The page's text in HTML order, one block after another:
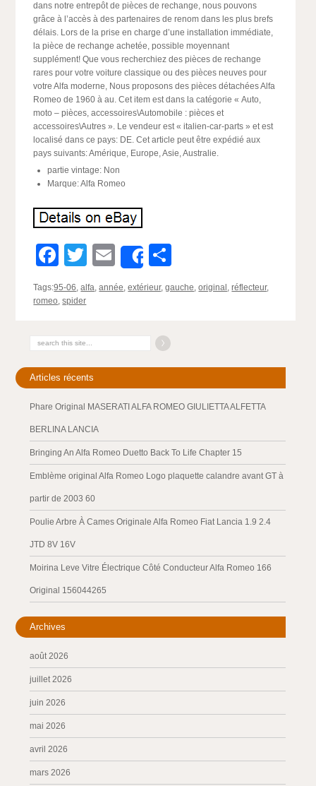
dans notre entrepôt de pièces de rechange, nous pouvons
grâce à l’accès à des partenaires de renom dans les plus brefs
délais. Lors de la prise en charge d’une installation immédiate,
la pièce de rechange achetée, possible moyennant
supplément! Que vous recherchiez des pièces de rechange
rares pour votre voiture classique ou des pièces neuves pour
votre Alfa moderne, Nous proposons des pièces détachées Alfa
Romeo de 1960 à au. Cet item est dans la catégorie « Auto,
moto – pièces, accessoires\Automobile : pièces et
accessoires\Autres ». Le vendeur est « italien-car-parts » et est
localisé dans ce pays: DE. Cet article peut être expédié aux
pays suivants: Amérique, Europe, Asie, Australie.
partie vintage: Non
Marque: Alfa Romeo
Facebook
Twitter
EmailShare
Tags:95-06,alfa,année,extérieur,gauche,original ,réflecteur,
romeo,spider
Articles récents
Phare Original MASERATI ALFA ROMEO GIULIETTA ALFETTA
BERLINA LANCIA
Bringing An Alfa Romeo Duetto Back To Life Chapter 15
Emblème original Alfa Romeo Logo plaquette calandre avant GT à
partir de 2003 60
Poulie Arbre À Cames Originale Alfa Romeo Fiat Lancia 1.9 2.4
JTD 8V 16V
Moirina Leve Vitre Électrique Côté Conducteur Alfa Romeo 166
Original 156044265
Archives
août 2026
juillet 2026
juin 2026
mai 2026
avril 2026
mars 2026